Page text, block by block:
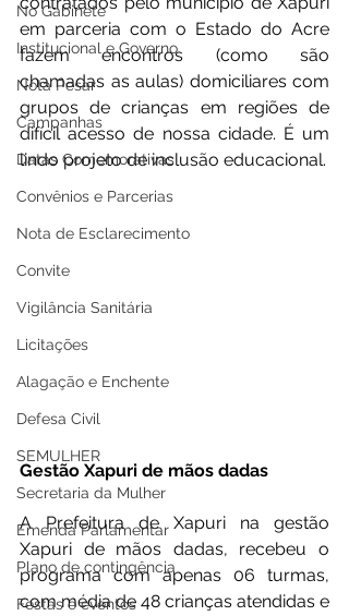
No Gabinete
Institucional e Governo
Nota Pesar
Campanhas
Datas Comemorativas
Convênios e Parcerias
Nota de Esclarecimento
Convite
Vigilância Sanitária
Licitações
Alagação e Enchente
Defesa Civil
SEMULHER
Secretaria da Mulher
Emenda Parlamentar
Plano de contingência
Festas e eventos
em parceria com o Estado do Acre
fazem encontros (como são
chamadas as aulas) domiciliares com
grupos de crianças em regiões de
difícil acesso de nossa cidade. É um
lindo projeto de inclusão educacional.
Gestão Xapuri de mãos dadas
A Prefeitura de Xapuri na gestão
Xapuri de mãos dadas, recebeu o
programa com apenas 06 turmas,
com média de 48 crianças atendidas e